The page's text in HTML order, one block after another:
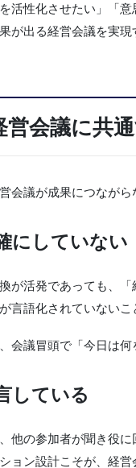
活性化させたい」「
が出る経営会議を実
会議に共
会議が成果につながら
にしていない
が活発であっても、
言語化されていないこ
会議冒頭で「今日は
している
他の参加者が聞き役
ョン設計こそが、経営